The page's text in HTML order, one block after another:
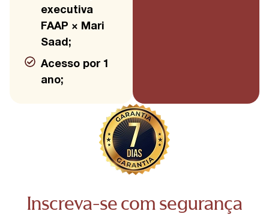
executiva
FAAP × Mari
Saad;
Acesso por 1
ano;
Inscreva-se com segurança